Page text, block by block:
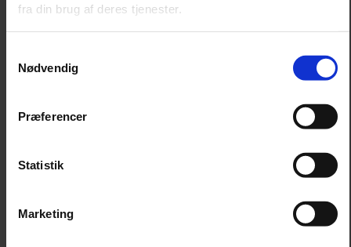
fra din brug af deres tjenester.
Nødvendig
Præferencer
Statistik
Marketing
Alpaka
Se alle Alpaka
Alpaca 1
Alpaca 2
Alpakka Silke
cenerentola